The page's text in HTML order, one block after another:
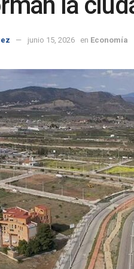
junio 15, 2026 en Economía